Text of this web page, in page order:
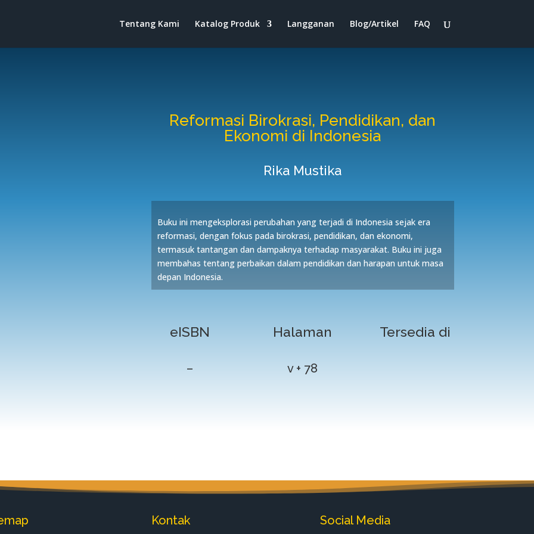
Tentang Kami Katalog Produk Langganan Blog/Artikel FAQ
Reformasi Birokrasi, Pendidikan, dan
Ekonomi di Indonesia
Rika Mustika
Buku ini mengeksplorasi perubahan yang terjadi di Indonesia sejak era
reformasi, dengan fokus pada birokrasi, pendidikan, dan ekonomi,
termasuk tantangan dan dampaknya terhadap masyarakat. Buku ini juga
membahas tentang perbaikan dalam pendidikan dan harapan untuk masa
depan Indonesia.
eISBN
–
Halaman
v + 78
Tersedia di
Kontak Social Media